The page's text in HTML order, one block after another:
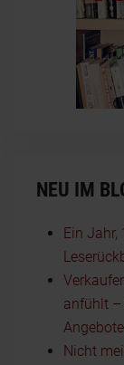
NEU IM
Ein Jahr,
anfühlt –
Nicht